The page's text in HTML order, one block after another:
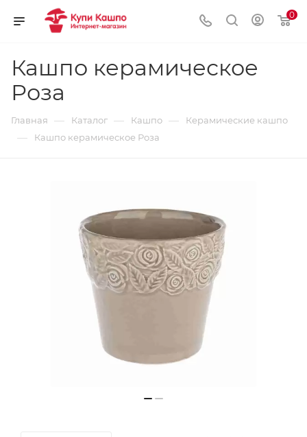
0
Кашпо керамическое
Роза
Главная — Каталог — Кашпо — Керамические кашпо
— Кашпо керамическое Роза